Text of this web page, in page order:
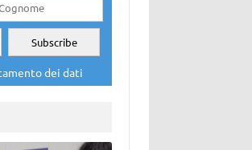
dei dati